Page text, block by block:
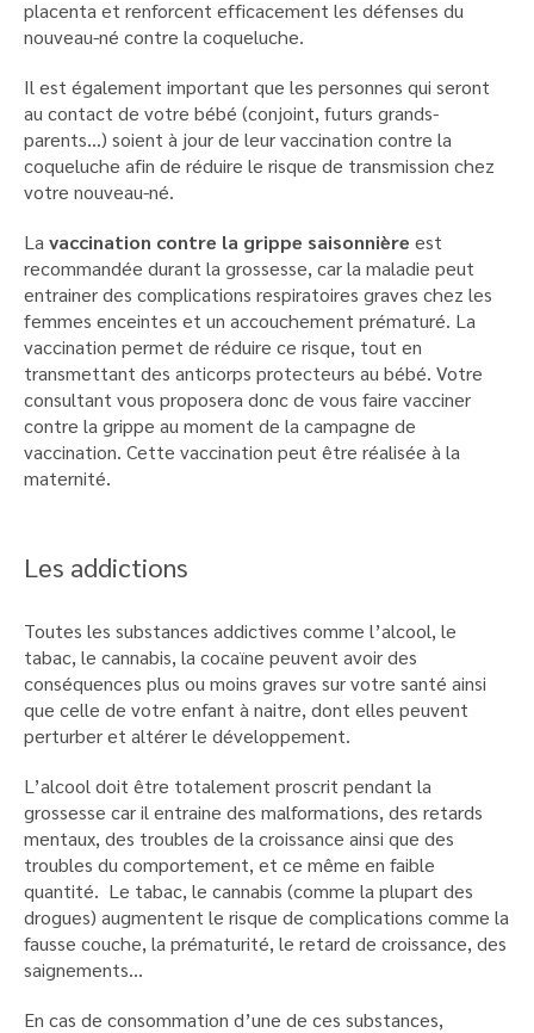
placenta et renforcent efficacement les défenses du
nouveau-né contre la coqueluche.
Il est également important que les personnes qui seront
au contact de votre bébé (conjoint, futurs grands-
parents…) soient à jour de leur vaccination contre la
coqueluche afin de réduire le risque de transmission chez
votre nouveau-né.
La vaccination contre la grippe saisonnière est
recommandée durant la grossesse, car la maladie peut
entrainer des complications respiratoires graves chez les
femmes enceintes et un accouchement prématuré. La
vaccination permet de réduire ce risque, tout en
transmettant des anticorps protecteurs au bébé. Votre
consultant vous proposera donc de vous faire vacciner
contre la grippe au moment de la campagne de
vaccination. Cette vaccination peut être réalisée à la
maternité.
Les addictions
Toutes les substances addictives comme l’alcool, le
tabac, le cannabis, la cocaïne peuvent avoir des
conséquences plus ou moins graves sur votre santé ainsi
que celle de votre enfant à naitre, dont elles peuvent
perturber et altérer le développement.
L’alcool doit être totalement proscrit pendant la
grossesse car il entraine des malformations, des retards
mentaux, des troubles de la croissance ainsi que des
troubles du comportement, et ce même en faible
quantité. Le tabac, le cannabis (comme la plupart des
drogues) augmentent le risque de complications comme la
fausse couche, la prématurité, le retard de croissance, des
saignements…
En cas de consommation d’une de ces substances,